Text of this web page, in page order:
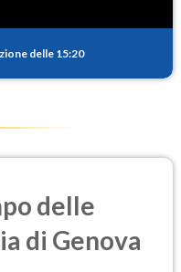
delle 15:20
delle
di Genova